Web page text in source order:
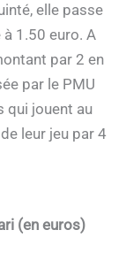
elle passe
1.50 euro. A
par 2 en
par le PMU
qui jouent au
leur jeu par 4
(en euros)